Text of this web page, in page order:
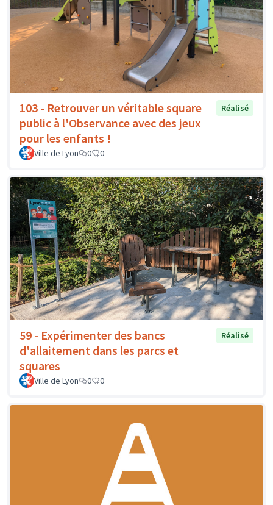
103 - Retrouver un véritable square
public à l'Observance avec des jeux
pour les enfants !
Réalisé
Ville de Lyon 0 0
59 - Expérimenter des bancs
d'allaitement dans les parcs et
squares
Réalisé
Ville de Lyon 0 0